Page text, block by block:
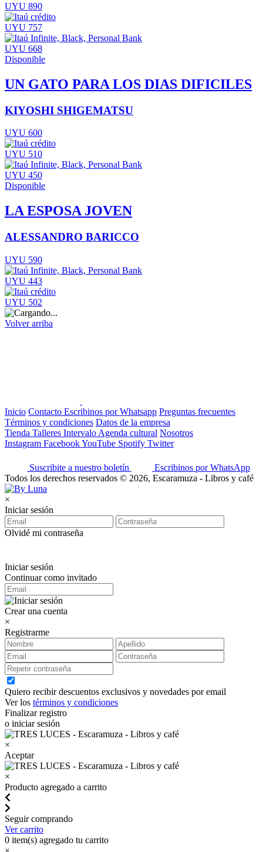
UYU 890
UYU 757
UYU 668
Disponible
UN GATO PARA LOS DIAS DIFICILES
KIYOSHI SHIGEMATSU
UYU 600
UYU 510
UYU 450
Disponible
LA ESPOSA JOVEN
ALESSANDRO BARICCO
UYU 590
UYU 443
UYU 502
Volver arriba
Inicio Contacto Escribinos por Whatsapp Preguntas frecuentes
Términos y condiciones Datos de la empresa
Tienda Talleres Intervalo Agenda cultural Nosotros
Instagram FacebookYouTube Spotify Twitter
Suscribite a nuestro boletín
Escribinos por WhatsApp
Todos los derechos reservados © 2026, Escaramuza - Libros y café
×
Iniciar sesión
Olvidé mi contraseña
Iniciar sesión
Continuar como invitado
Crear una cuenta
×
Registrarme
Quiero recibir descuentos exclusivos y novedades por email
Ver los términos y condiciones
Finalizar registro
o iniciar sesión
×
Aceptar
×
Producto agregado a carrito
Seguir comprando
Ver carrito
0 item(s) agregado tu carrito